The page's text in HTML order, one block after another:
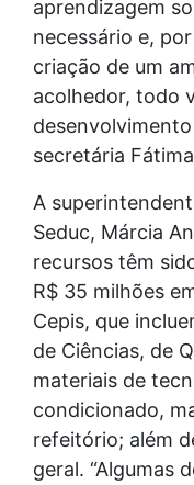
aprendizagem
necessário e,
criação de um
acolhedor, todo
secretária
A
Seduc, Márcia
recursos têm
R$ 35 milhões
Cepis, que
de Ciências, de
materiais de
condicionado,
refeitório; além
geral. “Algumas